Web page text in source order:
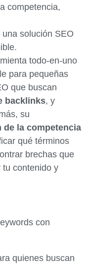
competencia,
solución SEO
todo-en-uno
para pequeñas
que buscan
backlinks, y
su
la competencia
qué términos
brechas que
tu contenido y
quienes buscan